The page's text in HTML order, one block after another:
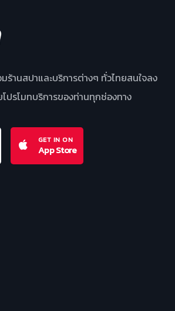
ร้านสปาและบริการต่างๆ ทั่วไทยสนใจลง
โปรโมทบริการของท่านทุกช่องทาง
GET IN ON
App Store